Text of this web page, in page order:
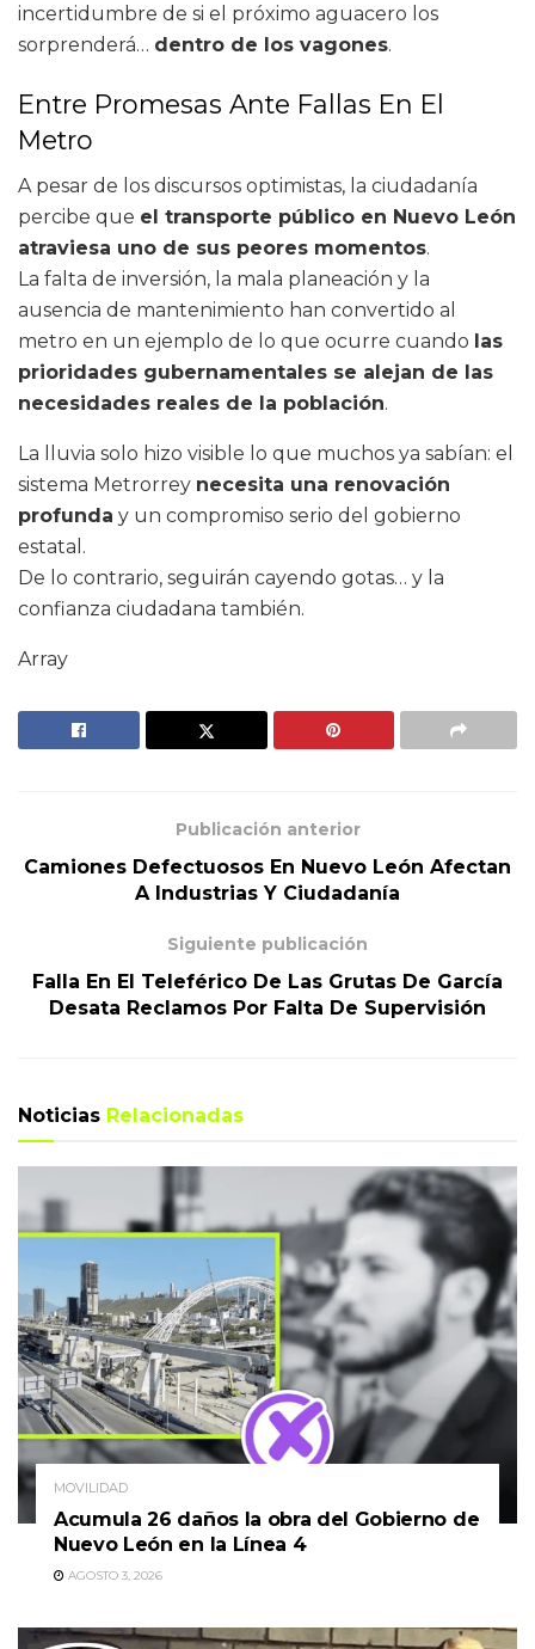
incertidumbre de si el próximo aguacero los
sorprenderá… dentro de los vagones.
Entre Promesas Ante Fallas En El
Metro
A pesar de los discursos optimistas, la ciudadanía
percibe que el transporte público en Nuevo León
atraviesa uno de sus peores momentos.
La falta de inversión, la mala planeación y la
ausencia de mantenimiento han convertido al
metro en un ejemplo de lo que ocurre cuando las
prioridades gubernamentales se alejan de las
necesidades reales de la población.
La lluvia solo hizo visible lo que muchos ya sabían: el
sistema Metrorrey necesita una renovación
profunda y un compromiso serio del gobierno
estatal.
De lo contrario, seguirán cayendo gotas… y la
confianza ciudadana también.
Array
Publicación anterior
Camiones Defectuosos En Nuevo León Afectan
A Industrias Y Ciudadanía
Siguiente publicación
Falla En El Teleférico De Las Grutas De García
Desata Reclamos Por Falta De Supervisión
Noticias Relacionadas
MOVILIDAD
Acumula 26 daños la obra del Gobierno de
Nuevo León en la Línea 4
AGOSTO 3, 2026